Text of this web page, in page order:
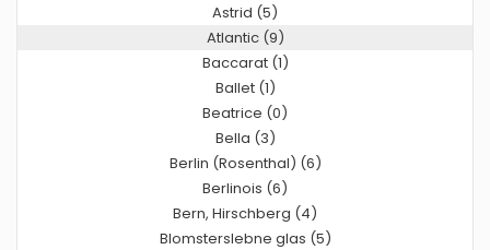
Astrid (5)
Atlantic (9)
Baccarat (1)
Ballet (1)
Beatrice (0)
Bella (3)
Berlin (Rosenthal) (6)
Berlinois (6)
Bern, Hirschberg (4)
Blomsterslebne glas (5)